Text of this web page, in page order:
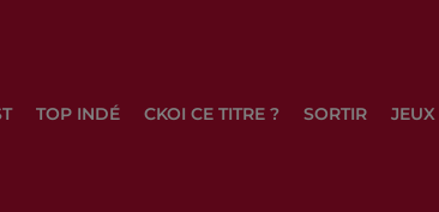
TOP INDÉ CKOI CE TITRE ? SORTIR JEUX